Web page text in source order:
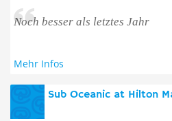
Noch besser als letztes Jahr
Mehr Infos
Sub Oceanic at Hilton